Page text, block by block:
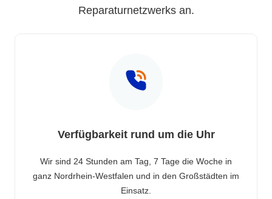
Reparaturnetzwerks an.
Verfügbarkeit rund um die Uhr
Wir sind 24 Stunden am Tag, 7 Tage die Woche in
ganz Nordrhein-Westfalen und in den Großstädten im
Einsatz.